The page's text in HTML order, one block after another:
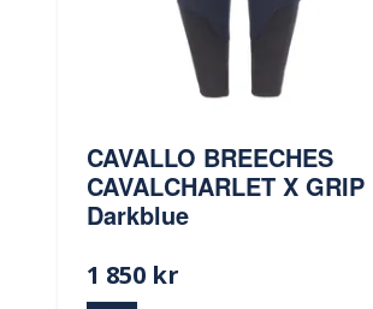
CAVALLO BREECHES
CAVALCHARLET X GRIP
Darkblue
1 850 kr